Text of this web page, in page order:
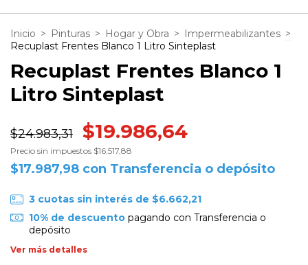
Inicio > Pinturas > Hogar y Obra > Impermeabilizantes >
Recuplast Frentes Blanco 1 Litro Sinteplast
Recuplast Frentes Blanco 1
Litro Sinteplast
$24.983,31 $19.986,64
Precio sin impuestos $16.517,88
$17.987,98 con Transferencia o depósito
3 cuotas sin interés de $6.662,21
10% de descuentopagando con Transferencia o
depósito
Ver más detalles